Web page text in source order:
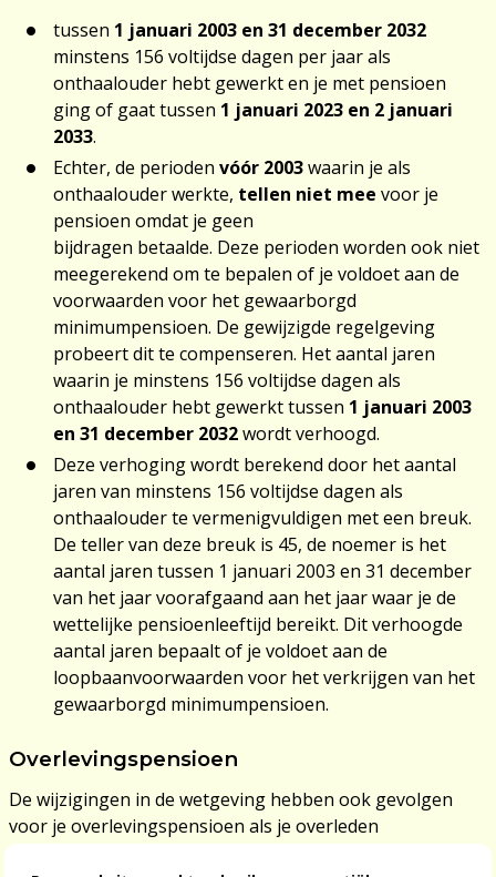
tussen 1 januari 2003 en 31 december 2032
minstens 156 voltijdse dagen per jaar als
onthaalouder hebt gewerkt en je met pensioen
ging of gaat tussen 1 januari 2023 en 2 januari
2033.
Echter, de perioden vóór 2003waarin je als
onthaalouder werkte, tellen niet mee voor je
pensioen omdat je geen
bijdragen betaalde. Deze perioden worden ook niet
meegerekend om te bepalen of je voldoet aan de
voorwaarden voor het gewaarborgd
minimumpensioen. De gewijzigde regelgeving
probeert dit te compenseren. Het aantal jaren
waarin je minstens 156 voltijdse dagen als
onthaalouder hebt gewerkt tussen 1 januari 2003
en 31 december 2032wordt verhoogd.
Deze verhoging wordt berekend door het aantal
jaren van minstens 156 voltijdse dagen als
onthaalouder te vermenigvuldigen met een breuk.
De teller van deze breuk is 45, de noemer is het
aantal jaren tussen 1 januari 2003 en 31 december
van het jaar voorafgaand aan het jaar waar je de
wettelijke pensioenleeftijd bereikt. Dit verhoogde
aantal jaren bepaalt of je voldoet aan de
loopbaanvoorwaarden voor het verkrijgen van het
gewaarborgd minimumpensioen.
Overlevingspensioen
De wijzigingen in de wetgeving hebben ook gevolgen
voor je overlevingspensioen als je overleden
huwelijkspartner onthaalouder was. Deze maatregel is